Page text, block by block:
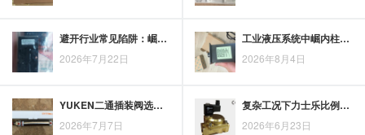
避开行业常见陷阱：崛内液压缸选型误区解析
2026年7月22日
工业液压系统中崛内柱塞式液压缸的应用与技术发展方向
2026年8月4日
YUKEN二通插装阀选型要看哪些关键参数与工况条件
2026年7月7日
复杂工况下力士乐比例阀选型，参数匹配与应用适配要点
2026年6月23日